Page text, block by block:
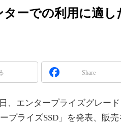
ーでの利用に適し
Share
、エンタープライズグレー
プライズSSD」を発表、販